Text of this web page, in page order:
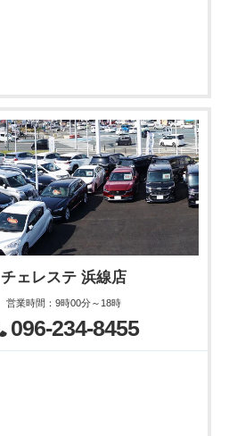
チェレステ 浜線店
営業時間 ：9時00分～18時
096-234-8455